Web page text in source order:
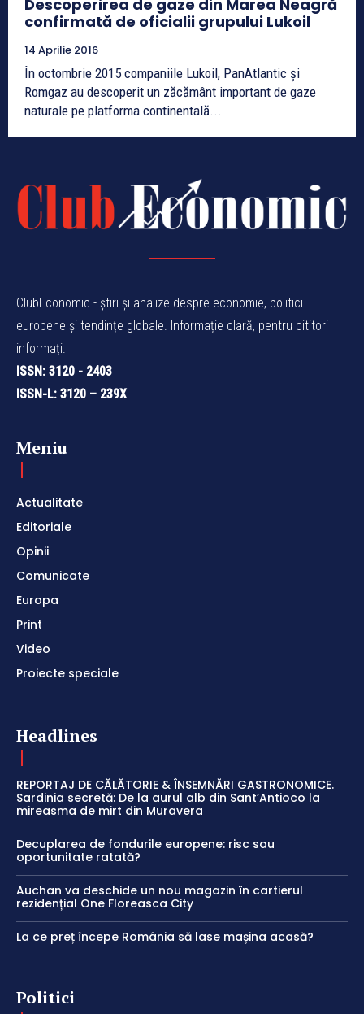
Descoperirea de gaze din Marea Neagră
confirmată de oficialii grupului Lukoil
14 Aprilie 2016
În octombrie 2015 companiile Lukoil, PanAtlantic și
Romgaz au descoperit un zăcământ important de gaze
naturale pe platforma continentală...
ClubEconomic - știri și analize despre economie, politici
europene și tendințe globale. Informație clară, pentru cititori
informați.
ISSN: 3120 - 2403
ISSN-L: 3120 – 239X
Meniu
Actualitate
Editoriale
Opinii
Comunicate
Europa
Print
Video
Proiecte speciale
Headlines
REPORTAJ DE CĂLĂTORIE & ÎNSEMNĂRI GASTRONOMICE.
Sardinia secretă: De la aurul alb din Sant’Antioco la
mireasma de mirt din Muravera
Decuplarea de fondurile europene: risc sau
oportunitate ratată?
Auchan va deschide un nou magazin în cartierul
rezidențial One Floreasca City
La ce preț începe România să lase mașina acasă?
Politici